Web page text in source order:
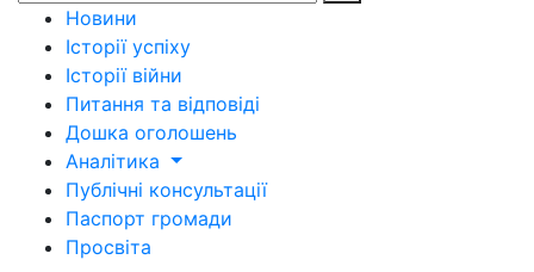
Новини
Історії успіху
Історії війни
Питання та відповіді
Дошка оголошень
Аналітика
Публічні консультації
Паспорт громади
Просвіта